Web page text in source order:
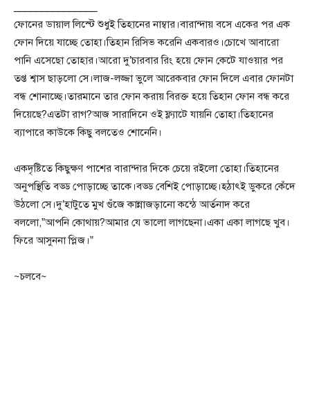
ফোনের ডায়াল লিস্টে শুধুই তিহানের নাম্বার।বারান্দায় বসে একের পর এক
ফোন দিয়ে যাচ্ছে তোহা।তিহান রিসিভ করেনি একবারও।চোখে আবারো
পানি এসেছো তোহার।আরো দু’চারবার রিং হয়ে ফোন কেটে যাওয়ার পর
তপ্ত শ্বাস ছাড়লো সে।লাজ-লজ্জা ভুলে আরেকবার ফোন দিলে এবার ফোনটা
বন্ধ শোনাচ্ছে।তারমানে তার ফোন করায় বিরক্ত হয়ে তিহান ফোন বন্ধ করে
দিয়েছে?এতটা রাগ?আজ সারাদিনে ওই ফ্ল্যাটে যায়নি তোহা।তিহানের
ব্যাপারে কাউকে কিছু বলতেও শোনেনি।
একদৃষ্টিতে কিছুক্ষণ পাশের বারান্দার দিকে চেয়ে রইলো তোহা।তিহানের
অনুপস্থিতি বড্ড পোড়াচ্ছে তাকে।বড্ড বেশিই পোড়াচ্ছে।হঠাৎই ডুকরে কেঁদে
উঠলো সে।দু’হাটুতে মুখ গুঁজে কান্নাজড়ানো কন্ঠে আর্তনাদ করে
বললো,”আপনি কোথায়?আমার যে ভালো লাগছেনা।একা একা লাগছে খুব।
ফিরে আসুননা প্লিজ।”
~চলবে~